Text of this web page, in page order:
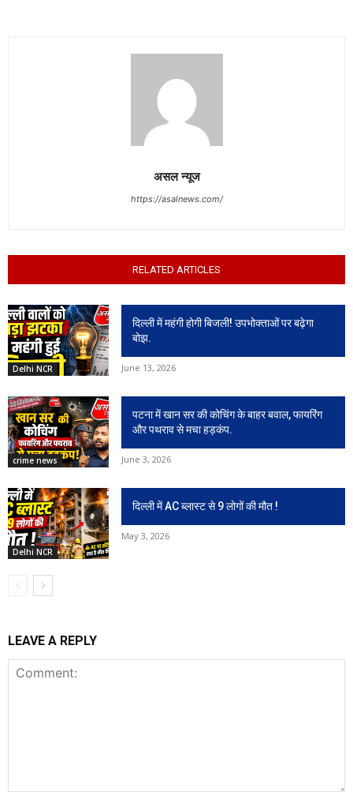
असल न्यूज
https://asalnews.com/
RELATED ARTICLES
Delhi NCR
दिल्ली में महंगी होगी बिजली! उपभोक्ताओं पर बढ़ेगा
बोझ.
June 13, 2026
crime news
पटना में खान सर की कोचिंग के बाहर बवाल, फायरिंग
और पथराव से मचा हड़कंप.
June 3, 2026
Delhi NCR
दिल्ली में AC ब्लास्ट से 9 लोगों की मौत !
May 3, 2026
LEAVE A REPLY